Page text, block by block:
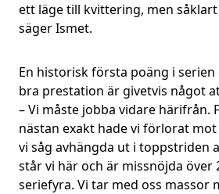
ett läge till kvittering, men
säger Ismet.
En historisk första poäng i
bra prestation är givetvis något
– Vi måste jobba vidare härifrån.
nästan exakt hade vi förlorat mot
vi såg avhängda ut i toppstriden
står vi här och är missnöjda över
seriefyra. Vi tar med oss massor